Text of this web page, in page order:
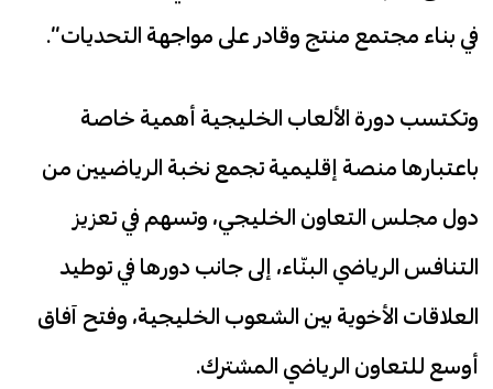
في بناء مجتمع منتج وقادر على مواجهة التحديات”.
وتكتسب دورة الألعاب الخليجية أهمية خاصة
باعتبارها منصة إقليمية تجمع نخبة الرياضيين من
دول مجلس التعاون الخليجي، وتسهم في تعزيز
التنافس الرياضي البنّاء، إلى جانب دورها في توطيد
العلاقات الأخوية بين الشعوب الخليجية، وفتح آفاق
أوسع للتعاون الرياضي المشترك.